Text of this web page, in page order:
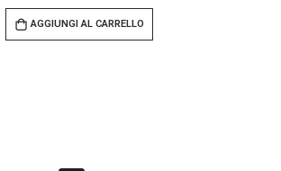
AGGIUNGI AL CARRELLO